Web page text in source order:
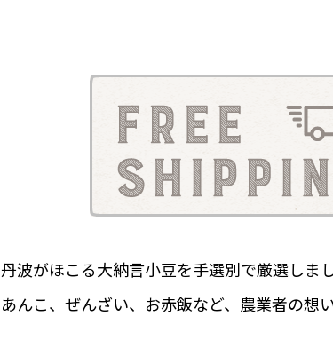
丹波がほこる大納言小豆を手選別で厳選しま
あんこ、ぜんざい、お赤飯など、農業者の想